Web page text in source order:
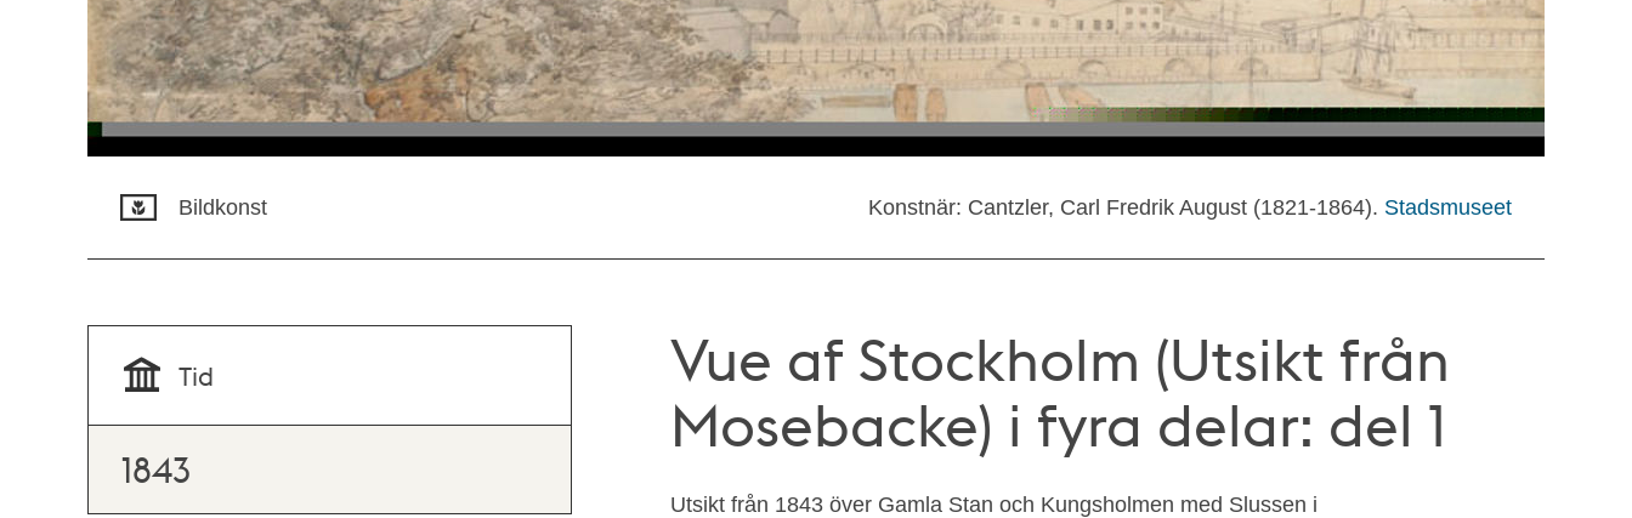
Bildkonst Konstnär: Cantzler, Carl Fredrik August (1821-1864). Stadsmuseet
Vue af Stockholm (Utsikt från
Mosebacke) i fyra delar: del 1
Utsikt från 1843 över Gamla Stan och Kungsholmen med Slussen i
Tid
1843